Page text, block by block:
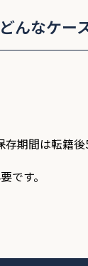
んなケー
存期間は転籍
です。